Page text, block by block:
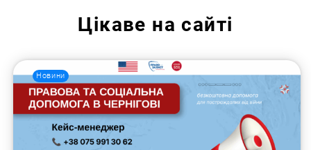
Цікаве на сайті
Новини